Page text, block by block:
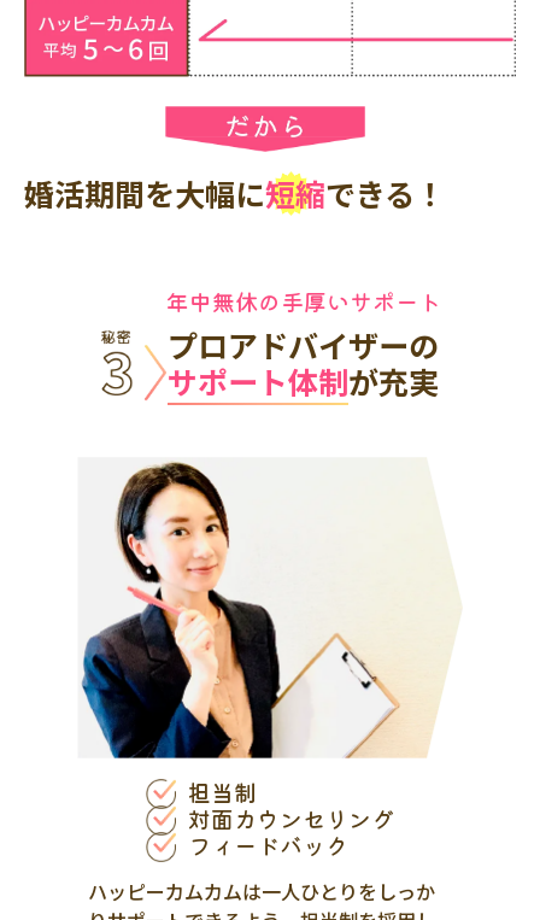
婚活期間を大幅に短縮できる！
年中無休の手厚いサポート
プロアドバイザーの
サポート体制が充実
担当制
対面カウンセリング
フィードバック
ハッピーカムカムは一人ひとりをしっか